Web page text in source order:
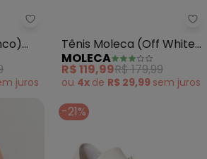
Perfecta - Tênis Casual
juros
Tênis Moleca (Off White)
em Sintético
MOLECA
R$ 119,99R$ 179,99
ou 4x de R$ 29,99 sem juros
-21%